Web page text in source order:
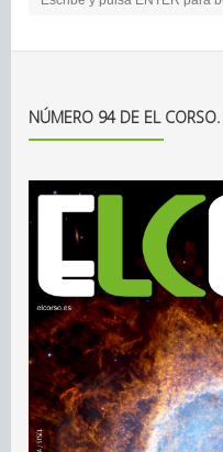
NÚMERO 94 DE EL